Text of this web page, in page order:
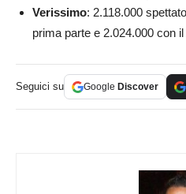
Verissimo: 2.118.000
prima parte e 2.024.000 con
Seguici su Google Discover